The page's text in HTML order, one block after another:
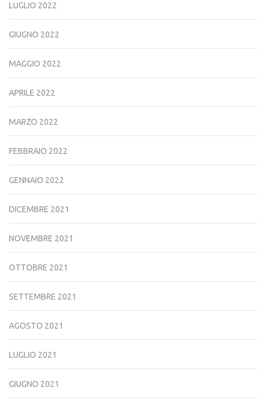
LUGLIO 2022
GIUGNO 2022
MAGGIO 2022
APRILE 2022
MARZO 2022
FEBBRAIO 2022
GENNAIO 2022
DICEMBRE 2021
NOVEMBRE 2021
OTTOBRE 2021
SETTEMBRE 2021
AGOSTO 2021
LUGLIO 2021
GIUGNO 2021